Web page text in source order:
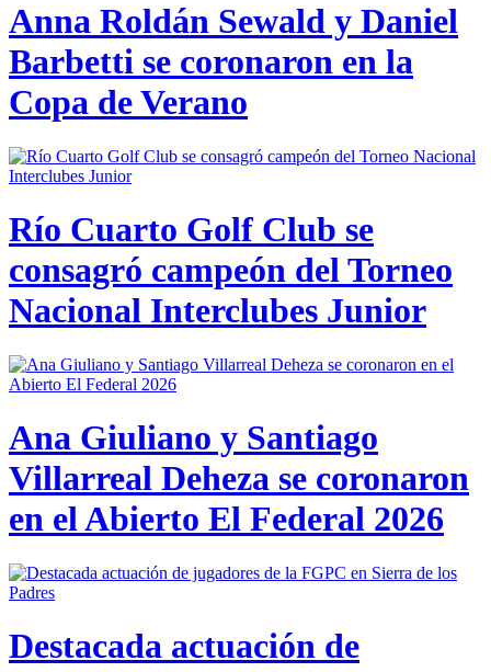
Anna Roldán Sewald y Daniel
Barbetti se coronaron en la
Copa de Verano
Río Cuarto Golf Club se
consagró campeón del Torneo
Nacional Interclubes Junior
Ana Giuliano y Santiago
Villarreal Deheza se coronaron
en el Abierto El Federal 2026
Destacada actuación de